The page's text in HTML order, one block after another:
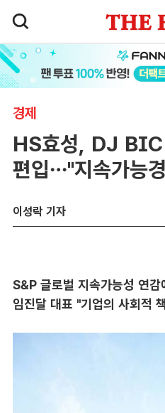
경제
HS효성, DJ BIC
편입…"지속가능
이성락 기자
S&P 글로벌 지속가능성 연감
임진달 대표 "기업의 사회적